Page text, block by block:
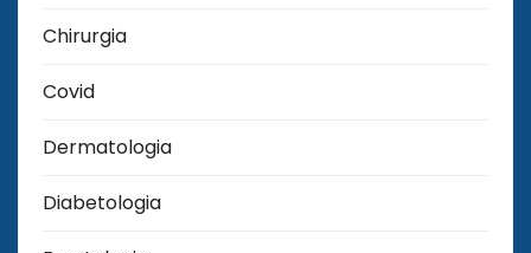
Chirurgia
Covid
Dermatologia
Diabetologia